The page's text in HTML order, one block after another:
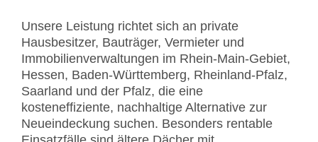
Unsere Leistung richtet sich an private
Hausbesitzer, Bauträger, Vermieter und
Immobilienverwaltungen im Rhein-Main-Gebiet,
Hessen, Baden-Württemberg, Rheinland-Pfalz,
Saarland und der Pfalz, die eine
kosteneffiziente, nachhaltige Alternative zur
Neueindeckung suchen. Besonders rentable